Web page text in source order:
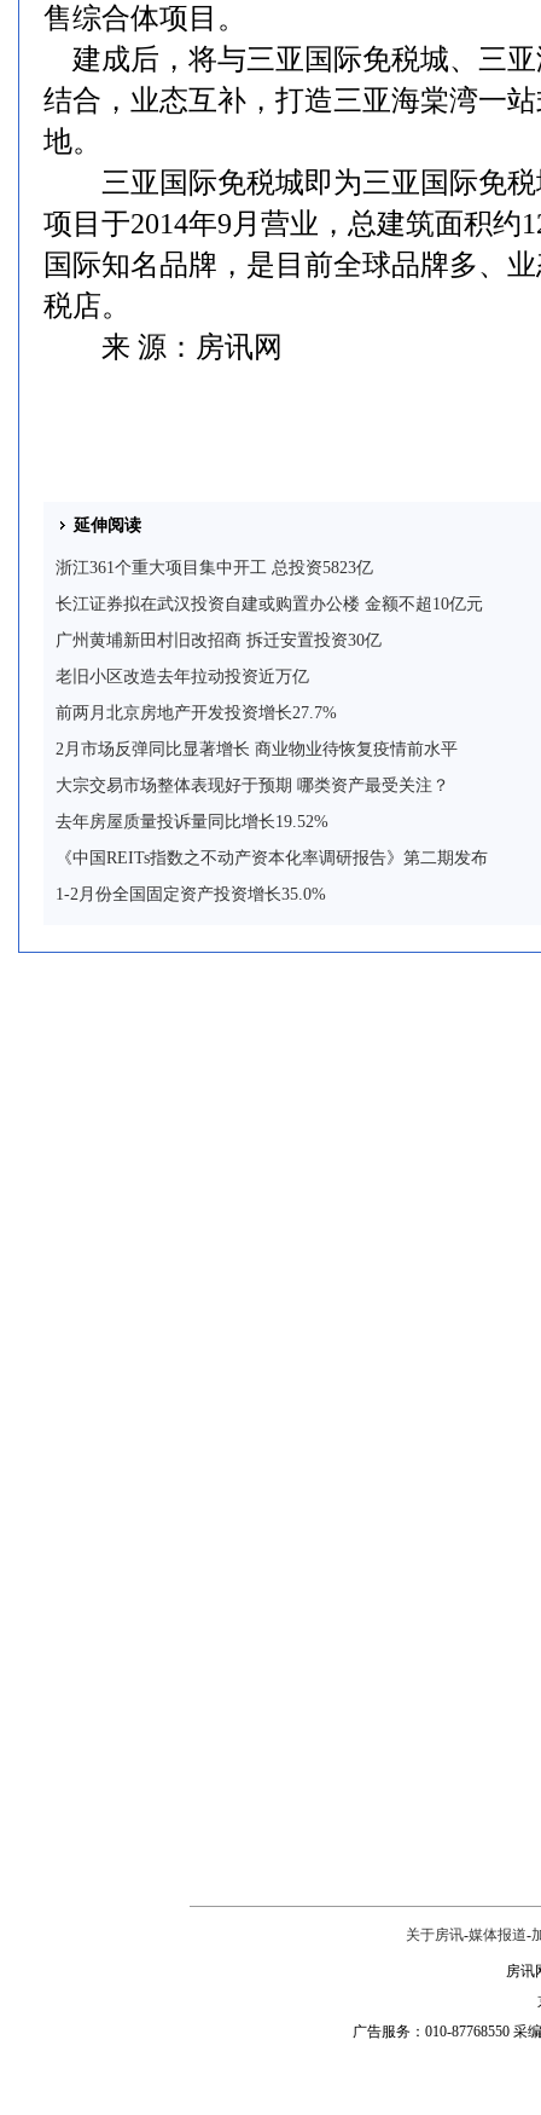
售综合体项目。
建成后，将与三亚国际免税城、三
结合，业态互补，打造三亚海棠湾一
地。
三亚国际免税城即为三亚国际免税
项目于2014年9月营业，总建筑面积约
国际知名品牌，是目前全球品牌多、
税店。
来 源：房讯网
延伸阅读
浙江361个重大项目集中开工 总投资5823亿
长江证券拟在武汉投资自建或购置办公楼 金额不超10亿元
广州黄埔新田村旧改招商 拆迁安置投资30亿
老旧小区改造去年拉动投资近万亿
前两月北京房地产开发投资增长27.7%
2月市场反弹同比显著增长 商业物业待恢复疫情前水平
大宗交易市场整体表现好于预期 哪类资产最受关注？
去年房屋质量投诉量同比增长19.52%
《中国REITs指数之不动产资本化率调研报告》第二期发布
1-2月份全国固定资产投资增长35.0%
关于房讯-媒体报道-
房讯
广告服务：010-87768550 采